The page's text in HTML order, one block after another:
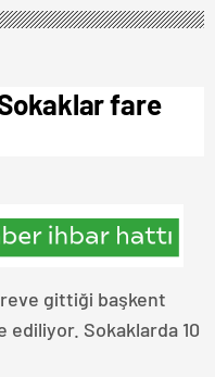
fare
gittiği başkent
ediliyor. Sokaklarda 10